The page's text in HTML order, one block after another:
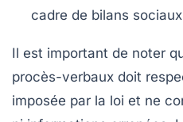
cadre de bilans
Il est important de noter
procès-verbaux doit
imposée par la loi et ne